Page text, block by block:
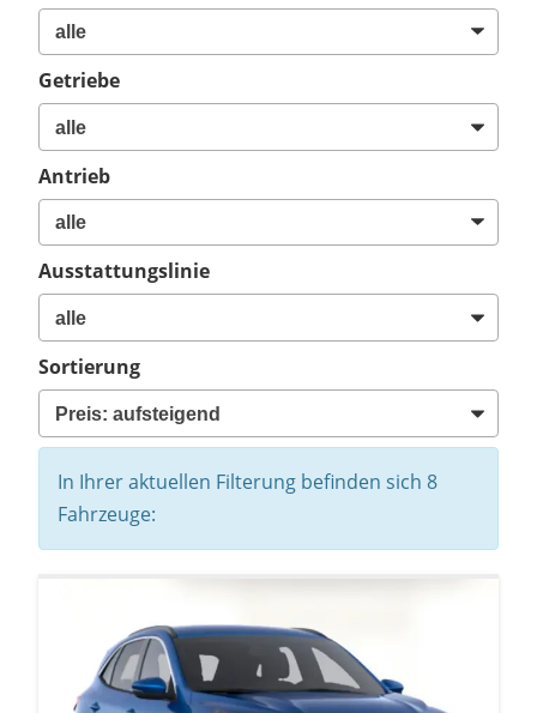
Getriebe
Antrieb
Ausstattungslinie
Sortierung
In Ihrer aktuellen Filterung befinden sich 8
Fahrzeuge: